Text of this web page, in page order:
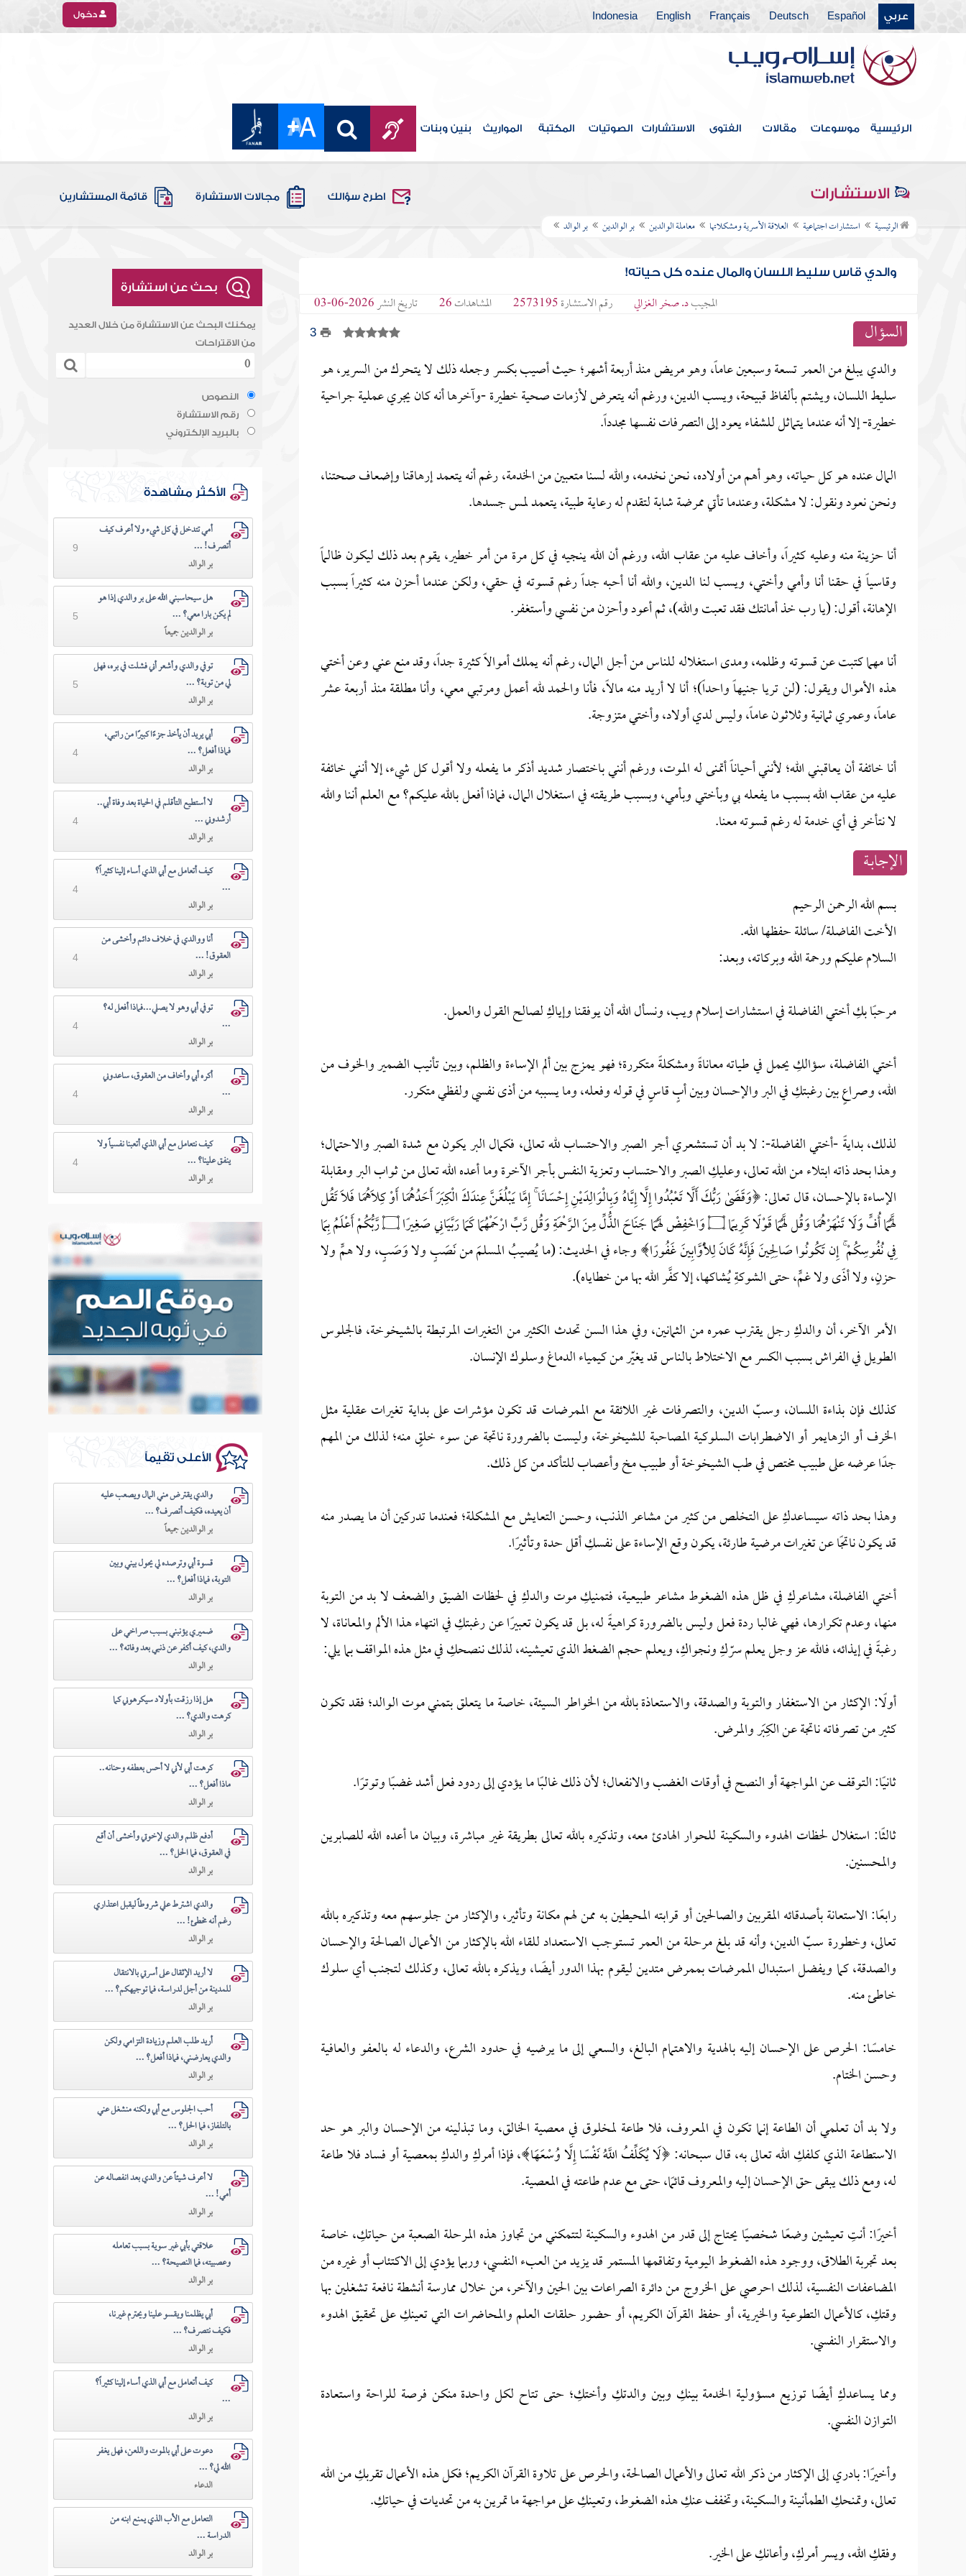
عربي Español
Deutsch
Français
English
Indonesia دخول
الرئيسية موسوعات مقالات الفتوى الاستشارات الصوتيات المكتبة المواريث بنين وبنات
الاستشارات اطرح سؤالك مجالات الاستشارة قائمة المستشارين
الرئيسية استشارات اجتماعية العلاقة الأسرية ومشكلاتها معاملة الوالدين بر الوالدين بر الوالد
والدي قاس سليط اللسان والمال عنده كل حياته!
المجيبد. صخر الغزالي رقم الاستشارة2573195 المشاهدات26 تاريخ النشر2026-06-03
السؤال 3
والدي يبلغ من العمر تسعة وسبعين عاماً، وهو مريض منذ أربعة أشهر؛ حيث أصيب بكسر وجعله ذلك لا يتحرك من السرير، هو
سليط اللسان، ويشتم بألفاظ قبيحة، ويسب الدين، ورغم أنه يتعرض لأزمات صحية خطيرة -وآخرها أنه كان يجري عملية جراحية
خطيرة- إلا أنه عندما يتماثل للشفاء يعود إلى التصرفات نفسها مجدداً.
المال عنده هو كل حياته، وهو أهم من أولاده، نحن نخدمه، والله لسنا متعبين من الخدمة، رغم أنه يتعمد إرهاقنا وإضعاف صحتنا،
ونحن نعود ونقول: لا مشكلة، وعندما تأتي ممرضة شابة لتقدم له رعاية طبية، يتعمد لمس جسدها.
أنا حزينة منه وعليه كثيراً، وأخاف عليه من عقاب الله، ورغم أن الله ينجيه في كل مرة من أمر خطير، يقوم بعد ذلك ليكون ظالماً
وقاسياً في حقنا أنا وأمي وأختي، ويسب لنا الدين، والله أنا أحبه جداً رغم قسوته في حقي، ولكن عندما أحزن منه كثيراً بسبب
الإهانة، أقول: (يا رب خذ أمانتك فقد تعبت والله)، ثم أعود وأحزن من نفسي وأستغفر.
أنا مهما كتبت عن قسوته وظلمه، ومدى استغلاله للناس من أجل المال، رغم أنه يملك أموالاً كثيرة جداً، وقد منع عني وعن أختي
هذه الأموال ويقول: (لن تريا جنيهاً واحداً)؛ أنا لا أريد منه مالاً، فأنا والحمد لله أعمل ومرتبي معي، وأنا مطلقة منذ أربعة عشر
عاماً، وعمري ثمانية وثلاثون عاماً، وليس لدي أولاد، وأختي متزوجة.
أنا خائفة أن يعاقبني الله؛ لأنني أحياناً أتمنى له الموت، ورغم أنني باختصار شديد أذكر ما يفعله ولا أقول كل شيء، إلا أنني خائفة
عليه من عقاب الله بسبب ما يفعله بي وبأختي وبأمي، وبسبب طريقته في استغلال المال، فماذا أفعل بالله عليكم؟ مع العلم أننا والله
لا نتأخر في أي خدمة له رغم قسوته معنا.
الإجابــة
بسم الله الرحمن الرحيم
الأخت الفاضلة/ سائلة حفظها الله.
السلام عليكم ورحمة الله وبركاته، وبعد:
مرحبًا بكِ أختي الفاضلة في استشارات إسلام ويب، ونسأل الله أن يوفقنا وإياكِ لصالح القول والعمل.
أختي الفاضلة، سؤالكِ يحمل في طياته معاناةً ومشكلةً متكررة؛ فهو يمزج بين ألم الإساءة والظلم، وبين تأنيب الضمير والخوف من
الله، وصراعٍ بين رغبتكِ في البر والإحسان وبين أبٍ قاسٍ في قوله وفعله، وما يسببه من أذى نفسي ولفظي متكرر.
لذلك، بدايةً -أختي الفاضلة-: لا بد أن تستشعري أجر الصبر والاحتساب لله تعالى، فكمال البر يكون مع شدة الصبر والاحتمال؛
وهذا بحد ذاته ابتلاء من الله تعالى، وعليكِ الصبر والاحتساب وتعزية النفس بأجر الآخرة وما أعده الله تعالى من ثواب البر ومقابلة
الإساءة بالإحسان، قال تعالى: ﴿وَقَضَىٰ رَبُّكَ أَلَّا تَعْبُدُوا إِلَّا إِيَّاهُ وَبِالْوَالِدَيْنِ إِحْسَانًا ۚ إِمَّا يَبْلُغَنَّ عِندَكَ الْكِبَرَ أَحَدُهُمَا أَوْ كِلَاهُمَا فَلَا تَقُل
لَّهُمَا أُفٍّ وَلَا تَنْهَرْهُمَا وَقُل لَّهُمَا قَوْلًا كَرِيمًا ۝ وَاخْفِضْ لَهُمَا جَنَاحَ الذُّلِّ مِنَ الرَّحْمَةِ وَقُل رَّبِّ ارْحَمْهُمَا كَمَا رَبَّيَانِي صَغِيرًا ۝ رَّبُّكُمْ أَعْلَمُ بِمَا
فِي نُفُوسِكُمْ ۚ إِن تَكُونُوا صَالِحِينَ فَإِنَّهُ كَانَ لِلْأَوَّابِينَ غَفُورًا﴾ وجاء في الحديث: (ما يُصيبُ المسلمَ من نَصَبٍ ولا وَصَبٍ، ولا همٍّ ولا
حزنٍ، ولا أذًى ولا غمٍّ، حتى الشوكةِ يُشاكها، إلا كفَّر الله بها من خطاياه).
الأمر الآخر، أن والدكِ رجل يقترب عمره من الثمانين، وفي هذا السن تحدث الكثير من التغيرات المرتبطة بالشيخوخة، فالجلوس
الطويل في الفراش بسبب الكسر مع الاختلاط بالناس قد يغيّر من كيمياء الدماغ وسلوك الإنسان.
كذلك فإن بذاءة اللسان، وسبّ الدين، والتصرفات غير اللائقة مع الممرضات قد تكون مؤشرات على بداية تغيرات عقلية مثل
الخرف أو الزهايمر أو الاضطرابات السلوكية المصاحبة للشيخوخة، وليست بالضرورة ناتجة عن سوء خلقٍ منه؛ لذلك من المهم
جدًا عرضه على طبيب مختص في طب الشيخوخة أو طبيب مخ وأعصاب للتأكد من كل ذلك.
وهذا بحد ذاته سيساعدكِ على التخلص من كثير من مشاعر الذنب، وحسن التعايش مع المشكلة؛ فعندما تدركين أن ما يصدر منه
قد يكون ناتجًا عن تغيرات مرضية طارئة، يكون وقع الإساءة على نفسكِ أقل حدة وتأثيرًا.
أختي الفاضلة، مشاعركِ في ظل هذه الضغوط مشاعر طبيعية، فتمنيكِ موت والدكِ في لحظات الضيق والضعف لا بد من التوبة
منها، وعدم تكرارها، فهي غالبا ردة فعل وليس بالضرورة كراهيةً له، بل قد يكون تعبيرًا عن رغبتكِ في انتهاء هذا الألم والمعاناة، لا
رغبةً في إيذائه، فالله عز وجل يعلم سرّكِ ونجواكِ، ويعلم حجم الضغط الذي تعيشينه، لذلك ننصحكِ في مثل هذه المواقف بما يلي:
أولًا: الإكثار من الاستغفار والتوبة والصدقة، والاستعاذة بالله من الخواطر السيئة، خاصة ما يتعلق بتمني موت الوالد؛ فقد تكون
كثير من تصرفاته ناتجة عن الكِبَر والمرض.
ثانيًا: التوقف عن المواجهة أو النصح في أوقات الغضب والانفعال؛ لأن ذلك غالبًا ما يؤدي إلى ردود فعل أشد غضبًا وتوترًا.
ثالثًا: استغلال لحظات الهدوء والسكينة للحوار الهادئ معه، وتذكيره بالله تعالى بطريقة غير مباشرة، وبيان ما أعده الله للصابرين
والمحسنين.
رابعًا: الاستعانة بأصدقائه المقربين والصالحين أو قرابته المحيطين به ممن لهم مكانة وتأثير، والإكثار من جلوسهم معه وتذكيره بالله
تعالى، وخطورة سبّ الدين، وأنه قد بلغ مرحلة من العمر تستوجب الاستعداد للقاء الله بالإكثار من الأعمال الصالحة والإحسان
والصدقة، كما ويفضل استبدال الممرضات بممرض متدين ليقوم بهذا الدور أيضًا، ويذكره بالله تعالى، وكذلك لتجنب أي سلوك
خاطئ منه.
خامسًا: الحرص على الإحسان إليه بالهدية والاهتمام البالغ، والسعي إلى ما يرضيه في حدود الشرع، والدعاء له بالعفو والعافية
وحسن الختام.
ولا بد أن تعلمي أن الطاعة إنما تكون في المعروف، فلا طاعة لمخلوق في معصية الخالق، وما تبذلينه من الإحسان والبر هو حد
الاستطاعة الذي كلفكِ الله تعالى به، قال سبحانه: ﴿لَا يُكَلِّفُ اللَّهُ نَفْسًا إِلَّا وُسْعَهَا﴾، فإذا أمركِ والدكِ بمعصية أو فساد فلا طاعة
له، ومع ذلك يبقى حق الإحسان إليه والمعروف قائمًا، حتى مع عدم طاعته في المعصية.
أخيرًا: أنتِ تعيشين وضعًا شخصيًا يحتاج إلى قدر من الهدوء والسكينة لتتمكني من تجاوز هذه المرحلة الصعبة من حياتكِ، خاصة
بعد تجربة الطلاق، ووجود هذه الضغوط اليومية وتفاقمها المستمر قد يزيد من العبء النفسي، وربما يؤدي إلى الاكتئاب أو غيره من
المضاعفات النفسية، لذلك احرصي على الخروج من دائرة الصراعات بين الحين والآخر، من خلال ممارسة أنشطة نافعة تشغلين بها
وقتكِ، كالأعمال التطوعية والخيرية، أو حفظ القرآن الكريم، أو حضور حلقات العلم والمحاضرات التي تعينكِ على تحقيق الهدوء
والاستقرار النفسي.
ومما يساعدكِ أيضًا توزيع مسؤولية الخدمة بينكِ وبين والدتكِ وأختكِ؛ حتى تتاح لكل واحدة منكن فرصة للراحة واستعادة
التوازن النفسي.
وأخيرًا: بادري إلى الإكثار من ذكر الله تعالى والأعمال الصالحة، والحرص على تلاوة القرآن الكريم؛ فكل هذه الأعمال تقربكِ من الله
تعالى، وتمنحكِ الطمأنينة والسكينة، وتخفف عنكِ هذه الضغوط، وتعينكِ على مواجهة ما تمرين به من تحديات في حياتكِ.
وفقكِ الله، ويسر أمركِ، وأعانكِ على الخير.
بحث عن استشارة
يمكنك البحث عن الاستشارة من خلال العديد
من الاقتراحات
النصوص
رقم الاستشارة
بالبريد الإلكتروني
الأكثر مشاهدة
أمي تتدخل في كل شيء ولا أعرف كيف
أتصرف! ...
بر الوالد
9
هل سيحاسبني الله على بر والدي إذا هو
لم يكن بارا معي؟ ...
بر الوالدين جميعاً
5
توفي والدي وأشعر أني فشلت في بره، فهل
لي من توبة؟ ...
بر الوالد
5
أبي يريد أن يأخذ جزءًا كبيرًا من راتبي،
فماذا أفعل؟ ...
بر الوالد
4
لا أستطيع التأقلم في الحياة بعد وفاة أبي..
أرشدوني ...
بر الوالد
4
كيف أتعامل مع أبي الذي أساء إلينا كثيراً؟
...
بر الوالد
4
أنا ووالدي في خلاف دائم وأخشى من
العقوق! ...
بر الوالد
4
توفي أبي وهو لا يصلي...فماذا أفعل له؟
...
بر الوالد
4
أكره أبي وأخاف من العقوق، ساعدوني
...
بر الوالد
4
كيف نتعامل مع أبي الذي أتعبنا نفسياً ولا
ينفق علينا؟ ...
بر الوالد
4
الأعلى تقيماً
والدي يقترض مني المال ويصعب عليه
أن يعيده، فكيف أتصرف؟ ...
بر الوالدين جميعاً
قسوة أبي وترصده لي يحول بيني وبين
التوبة، فماذا أفعل؟ ...
بر الوالد
ضميري يؤنبني بسبب صراخي على
والدي، كيف أكفر عن ذنبي بعد وفاته؟ ...
بر الوالد
هل إذا رزقت بأولاد سيكرهوني كما
كرهت والدي؟ ...
بر الوالد
كرهت أبي لأني لا أحس بعطفه وحنانه..
ماذا أفعل؟ ...
بر الوالد
أدفع ظلم والدي لإخوتي وأخشى أن أقع
في العقوق، فما الحل؟ ...
بر الوالد
والدي اشترط علي شروطاً ليقبل اعتذاري
رغم أنه مخطئ! ...
بر الوالد
لا أريد الإثقال على أسرتي بالانتقال
للمدينة من أجل لدراسة، فما توجيهكم؟ ...
بر الوالد
أريد طلب العلم وزيادة التزامي ولكن
والدي يعارضني، فماذا أفعل؟ ...
بر الوالد
أحب الجلوس مع أبي ولكنه منشغل عني
بالتلفاز، فما الحل؟ ...
بر الوالد
لا أعرف شيئاً عن والدي بعد انفصاله عن
أمي! ...
بر الوالد
علاقتي بأبي غير سوية بسبب تعامله
وعصبيته، فما النصيحة؟ ...
بر الوالد
أبي يظلمنا ويقسو علينا ويحترم غيرنا،
فكيف نتصرف؟ ...
بر الوالد
كيف أتعامل مع أبي الذي أساء إلينا كثيراً؟
...
بر الوالد
دعوت على أبي بالموت واللعن، فهل يغفر
الله لي؟ ...
الدعاء
التعامل مع الأب الذي يمنع ابنه من
الدراسة ...
بر الوالد